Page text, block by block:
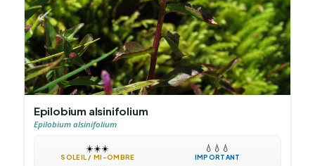
Epilobium alsinifolium
Epilobium alsinifolium
☀️☀️☀️
SOLEIL / MI-OMBRE
💧 💧 💧
IMPORTANT